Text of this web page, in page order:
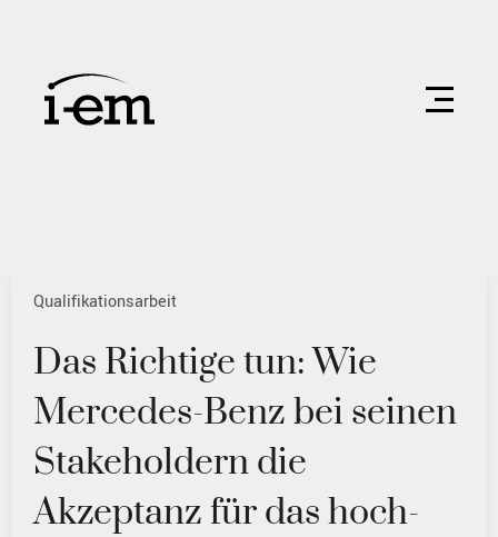
Qualifikationsarbeit
Das Richtige tun: Wie
Mercedes-Benz bei seinen
Stakeholdern die
Akzeptanz für das hoch-